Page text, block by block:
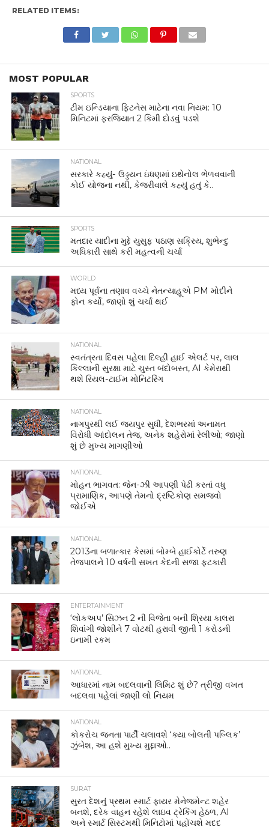
RELATED ITEMS:
MOST POPULAR
SPORTS
ટીમ ઇન્ડિયાના ફિટનેસ માટેના નવા નિયમ: 10
મિનિટમાં ફરજિયાત 2 કિમી દોડવું પડશે
NATIONAL
સરકારે કહ્યું- ઉડ્ડયન ઇંધણમાં ઇથેનોલ ભેળવવાની
કોઈ યોજના નથી, કેજરીવાલે કહ્યું હતું કે..
SPORTS
મતદાર યાદીના મુદ્દે યુસુફ પઠાણ સક્રિય, શુભેન્દુ
અધિકારી સાથે કરી મહત્વની ચર્ચા
WORLD
મધ્ય પૂર્વના તણાવ વચ્ચે નેતન્યાહૂએ PM મોદીને
ફોન કર્યો, જાણો શું ચર્ચા થઈ
NATIONAL
સ્વતંત્રતા દિવસ પહેલા દિલ્હી હાઈ એલર્ટ પર, લાલ
કિલ્લાની સુરક્ષા માટે ચુસ્ત બંદોબસ્ત, AI કેમેરાથી
થશે રિયલ-ટાઈમ મોનિટરિંગ
NATIONAL
નાગપુરથી લઈ જયપુર સુધી, દેશભરમાં અનામત
વિરોધી આંદોલન તેજ, અનેક શહેરોમાં રેલીઓ; જાણો
શું છે મુખ્ય માગણીઓ
NATIONAL
મોહન ભાગવત: જેન-ઝી આપણી પેઢી કરતાં વધુ
પ્રામાણિક, આપણે તેમનો દ્રષ્ટિકોણ સમજવો
જોઈએ
NATIONAL
2013ના બળાત્કાર કેસમાં બોમ્બે હાઈકોર્ટે તરુણ
તેજપાલને 10 વર્ષની સખત કેદની સજા ફટકારી
ENTERTAINMENT
‘લોકઅપ’ સિઝન 2 ની વિજેતા બની શ્રિયા કાલરા
શિવાંગી જોશીને 7 વોટથી હરાવી જીતી 1 કરોડની
ઇનામી રકમ
NATIONAL
આધારમાં નામ બદલવાની લિમિટ શું છે? ત્રીજી વખત
બદલવા પહેલાં જાણી લો નિયમ
NATIONAL
કોકરોચ જનતા પાર્ટી ચલાવશે ‘ક્યા બોલતી પબ્લિક’
ઝુંબેશ, આ હશે મુખ્ય મુદ્દાઓ..
SURAT
સુરત દેશનું પ્રથમ સ્માર્ટ ફાયર મેનેજમેન્ટ શહેર
બનશે, દરેક વાહન રહેશે લાઇવ ટ્રેકિંગ હેઠળ, AI
અને સ્માર્ટ સિસ્ટમથી મિનિટોમાં પહોંચશે મદદ